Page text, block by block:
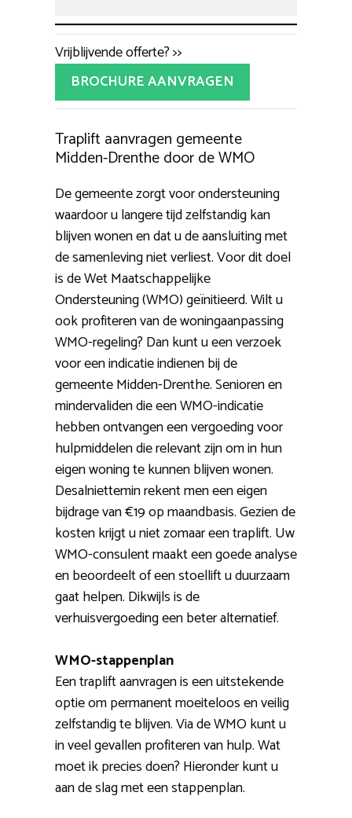
Vrijblijvende offerte? >>
BROCHURE AANVRAGEN
Traplift aanvragen gemeente
Midden-Drenthe door de WMO
De gemeente zorgt voor ondersteuning
waardoor u langere tijd zelfstandig kan
blijven wonen en dat u de aansluiting met
de samenleving niet verliest. Voor dit doel
is de Wet Maatschappelijke
Ondersteuning (WMO) geïnitieerd. Wilt u
ook profiteren van de woningaanpassing
WMO-regeling? Dan kunt u een verzoek
voor een indicatie indienen bij de
gemeente Midden-Drenthe. Senioren en
mindervaliden die een WMO-indicatie
hebben ontvangen een vergoeding voor
hulpmiddelen die relevant zijn om in hun
eigen woning te kunnen blijven wonen.
Desalniettemin rekent men een eigen
bijdrage van €19 op maandbasis. Gezien de
kosten krijgt u niet zomaar een traplift. Uw
WMO-consulent maakt een goede analyse
en beoordeelt of een stoellift u duurzaam
gaat helpen. Dikwijls is de
verhuisvergoeding een beter alternatief.
WMO-stappenplan
Een traplift aanvragen is een uitstekende
optie om permanent moeiteloos en veilig
zelfstandig te blijven. Via de WMO kunt u
in veel gevallen profiteren van hulp. Wat
moet ik precies doen? Hieronder kunt u
aan de slag met een stappenplan.